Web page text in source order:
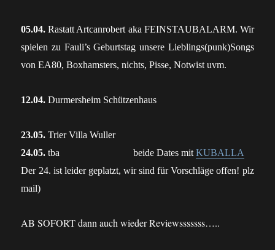
05.04. Rastatt Artcanrobert aka FEINSTAUBALARM. Wir
spielen zu Fauli’s Geburtstag unsere Lieblings(punk)Songs
von EA80, Boxhamsters, nichts, Pisse, Notwist uvm.
12.04. Durmersheim Schützenhaus
23.05. Trier Villa Wuller
24.05. tba beide Dates mitKUBALLA
Der 24. ist leider geplatzt, wir sind für Vorschläge offen! plz
mail)
AB SOFORT dann auch wieder Reviewsssssss…..